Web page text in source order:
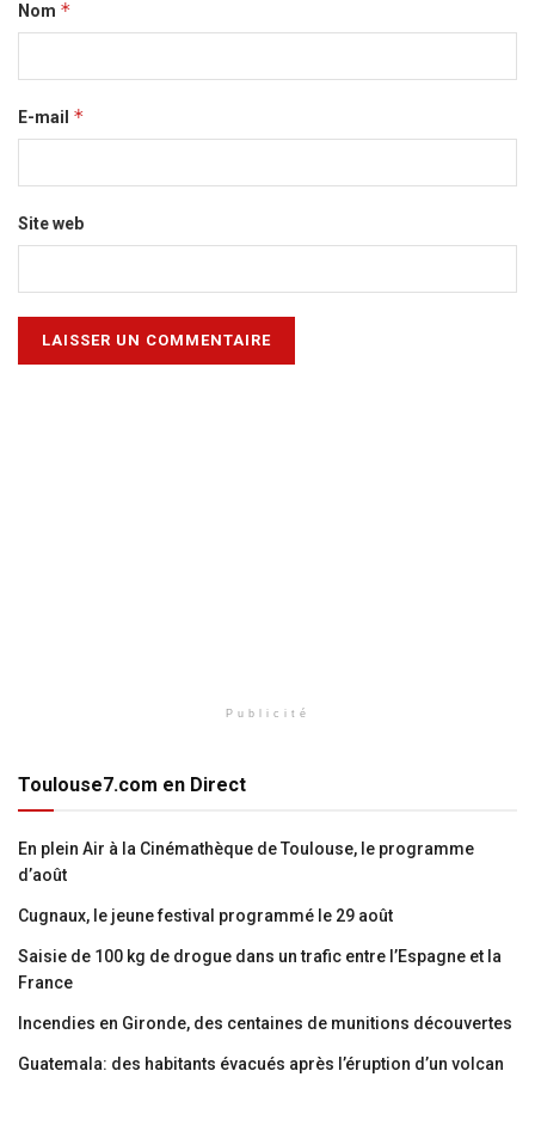
Nom *
E-mail *
Site web
Publicité
Toulouse7.com en Direct
En plein Air à la Cinémathèque de Toulouse, le programme
d’août
Cugnaux, le jeune festival programmé le 29 août
Saisie de 100 kg de drogue dans un trafic entre l’Espagne et la
France
Incendies en Gironde, des centaines de munitions découvertes
Guatemala: des habitants évacués après l’éruption d’un volcan